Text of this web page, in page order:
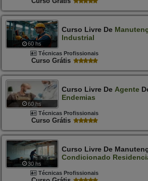
60 hs
Curso Livre De
Industrial
Técnicas Profissionais
Curso Grátis
60 hs
Curso Livre De Agente
Endemias
Técnicas Profissionais
Curso Grátis
30 hs
Curso Livre De
Condicionado
Técnicas Profissionais